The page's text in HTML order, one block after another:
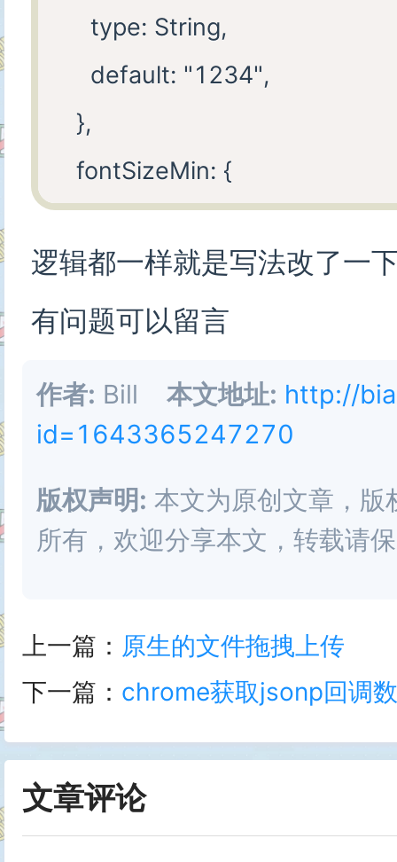
lineColorMin: {
lineColorMax: {
default: 180
},
dotColorMin: {
type: Number,
default: 0
type: Number,
},
contentWidth: {
created() {
this.refreshCode();
type: String,
default: "1234",
},
fontSizeMin: {
type: Number,
default: 16,
},
type: Number,
},
backgroundColorMin: {
default: 180,
},
backgroundColorMax: {
type: Number,
default: 240,
逻辑都一样就是写法改了一
有问题可以留言
作者: Bill 本文地址: http://
id=1643365247270
版权声明: 本文为原创文章，
所有，欢迎分享本文，转载请
上一篇： 原生的文件拖拽上传
下一篇： chrome获取jsonp回调
文章评论